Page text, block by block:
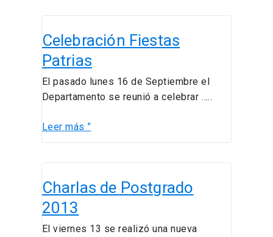
Celebración Fiestas
Patrias
El pasado lunes 16 de Septiembre el
Departamento se reunió a celebrar …..
Fiestas
Patrias
Leer más ”
Charlas de Postgrado
2013
El viernes 13 se realizó una nueva
de
Postgrado
2013